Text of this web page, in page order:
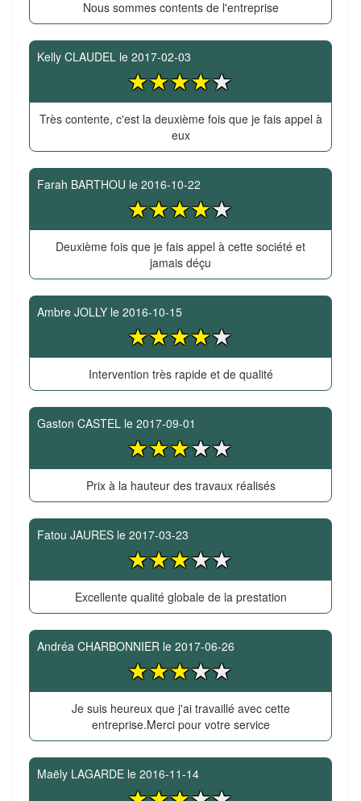
Nous sommes contents de l'entreprise
Kelly CLAUDEL le 2017-02-03
Très contente, c'est la deuxième fois que je fais appel à
eux
Farah BARTHOU le 2016-10-22
Deuxième fois que je fais appel à cette société et
jamais déçu
Ambre JOLLY le 2016-10-15
Intervention très rapide et de qualité
Gaston CASTEL le 2017-09-01
Prix à la hauteur des travaux réalisés
Fatou JAURES le 2017-03-23
Excellente qualité globale de la prestation
Andréa CHARBONNIER le 2017-06-26
Je suis heureux que j'ai travaillé avec cette
entreprise.Merci pour votre service
Maëly LAGARDE le 2016-11-14